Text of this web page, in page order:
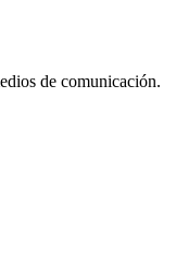
de comunicación.